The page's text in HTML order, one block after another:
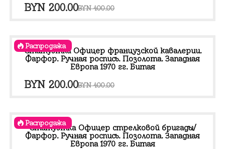
BYN400.00
Первоначальная
составляла
BYN 400.00.
BYN 200.00Текущая
Распродажа
Статуэтка Офицер французской кавалерии.
Фарфор. Ручная роспись. Позолота. Западная
Европа 1970 гг. Битая
BYN400.00
Первоначальная
составляла
BYN 400.00.
BYN 200.00Текущая
Распродажа
Статуэтка Офицер стрелковой бригады/
Фарфор. Ручная роспись. Позолота. Западная
Европа 1970 гг. Битая